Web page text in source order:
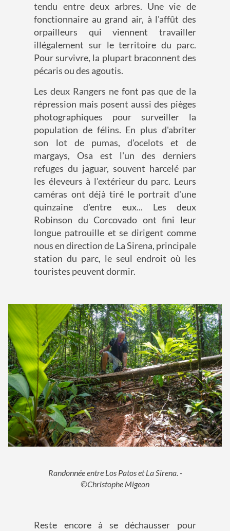
tendu entre deux arbres. Une vie de
fonctionnaire au grand air, à l'affût des
orpailleurs qui viennent travailler
illégalement sur le territoire du parc.
Pour survivre, la plupart braconnent des
pécaris ou des agoutis.
Les deux Rangers ne font pas que de la
répression mais posent aussi des pièges
photographiques pour surveiller la
population de félins. En plus d'abriter
son lot de pumas, d'ocelots et de
margays, Osa est l'un des derniers
refuges du jaguar, souvent harcelé par
les éleveurs à l'extérieur du parc. Leurs
caméras ont déjà tiré le portrait d'une
quinzaine d'entre eux... Les deux
Robinson du Corcovado ont fini leur
longue patrouille et se dirigent comme
nous en direction de La Sirena, principale
station du parc, le seul endroit où les
touristes peuvent dormir.
Randonnée entre Los Patos et La Sirena. -
©Christophe Migeon
Reste encore à se déchausser pour